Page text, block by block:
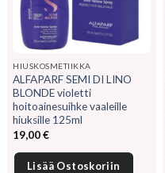
HIUSKOSMETIIKKA
ALFAPARF SEMI DI LINO
BLONDE violetti
hoitoainesuihke vaaleille
hiuksille 125ml
19,00€
Lisää Ostoskoriin